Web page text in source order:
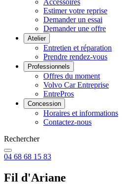
Accessoires
Estimer votre reprise
Demander un essai
Demander une offre
Atelier
Entretien et réparation
Prendre rendez-vous
Professionnels
Offres du moment
Volvo Car Entreprise
EntrePros
Concession
Horaires et informations
Contactez-nous
Rechercher
04 68 68 15 83
Fil d'Ariane